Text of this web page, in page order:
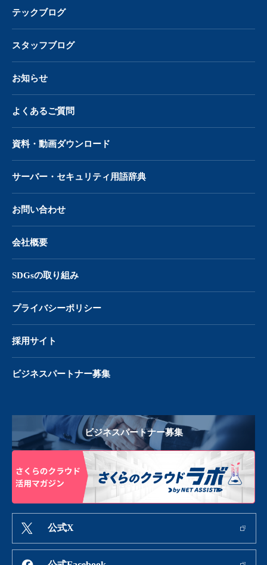
テックブログ
スタッフブログ
お知らせ
よくあるご質問
資料・動画ダウンロード
サーバー・ セキュリティ用語辞典
お問い合わせ
会社概要
SDGsの取り組み
プライバシーポリシー
採用サイト
ビジネスパートナー募集
ビジネスパートナー募集
公式X